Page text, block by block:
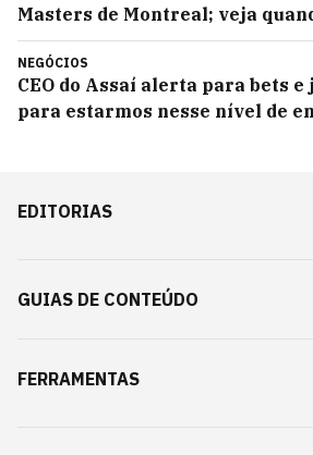
Masters de Montreal; veja
NEGÓCIOS
CEO do Assaí alerta para bets e
para estarmos nesse nível de
EDITORIAS
GUIAS DE CONTEÚDO
FERRAMENTAS